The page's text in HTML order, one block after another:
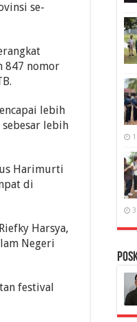
se-
847 nomor
lebih
lebih
Harimurti
di
Harsya,
Negeri
festival